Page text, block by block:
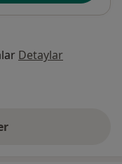
Detaylar